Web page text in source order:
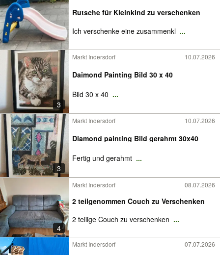
Rutsche für Kleinkind zu verschenken
Ich verschenke eine zusammenkl ...
3
Markt Indersdorf 10.07.2026
Daimond Painting Bild 30 x 40
Bild 30 x 40 ...
3
Markt Indersdorf 10.07.2026
Diamond painting Bild gerahmt 30x40
Fertig und gerahmt ...
4
Markt Indersdorf 08.07.2026
2 teilgenommen Couch zu Verschenken
2 teilige Couch zu verschenken ...
Markt Indersdorf 07.07.2026